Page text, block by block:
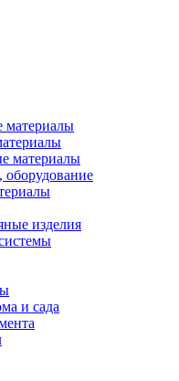
материалы
материалы
изделия
и сада